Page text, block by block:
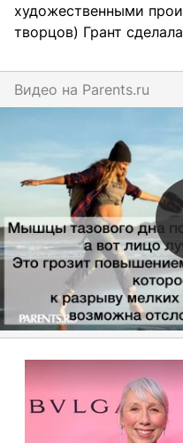
художественными
творцов) Грант
Видео на parents.ru